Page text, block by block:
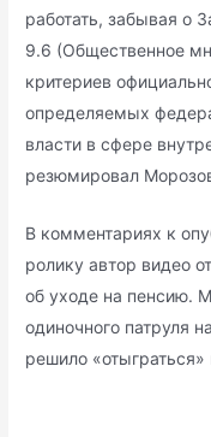
работать, забывая о
9.6 (Общественное
критериев
определяемых
власти в сфере
резюмировал
В комментариях к
ролику автор видео
об уходе на пенсию.
одиночного патруля
решило «отыграться»